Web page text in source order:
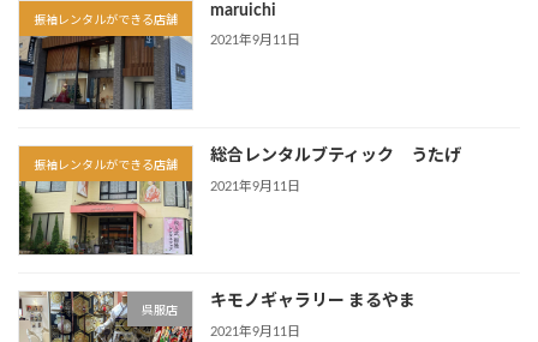
振袖レンタルができる店舗
maruichi
2021年9月11日
振袖レンタルができる店舗
総合レンタルブティック うたげ
2021年9月11日
呉服店
キモノギャラリー まるやま
2021年9月11日